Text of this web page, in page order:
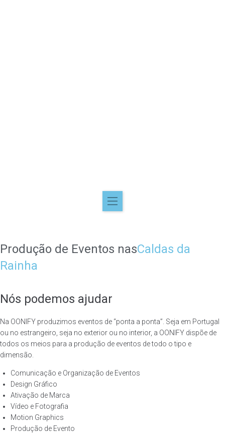
Produção de Eventos nasCaldas da
Rainha
Nós podemos ajudar
Na OONIFY produzimos eventos de “ponta a ponta”. Seja em Portugal
ou no estrangeiro, seja no exterior ou no interior, a OONIFY dispõe de
todos os meios para a produção de eventos de todo o tipo e
dimensão.
Comunicação e Organização de Eventos
Design Gráfico
Ativação de Marca
Vídeo e Fotografia
Motion Graphics
Produção de Evento